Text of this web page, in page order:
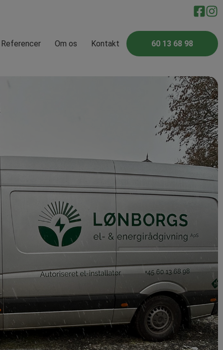
Referencer Om os Kontakt 60 13 68 98